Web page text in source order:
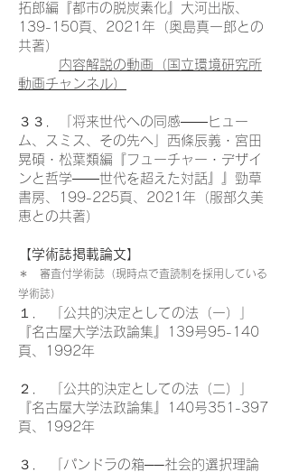
拓郎編『都市の脱炭素化』大河出版、
139-150頁、2021年（奥島真一郎との
共著）
内容解説の動画（国立環境研究所
動画チャンネル）
３３．「将来世代への同感――ヒュー
ム、スミス、その先へ」西條辰義・宮田
晃碩・松葉類編『フューチャー・デザイ
ンと哲学――世代を超えた対話』』勁草
書房、199-225頁、2021年（服部久美
恵との共著）
【学術誌掲載論文】
＊ 審査付学術誌（現時点で査読制を採用している
学術誌）
１． 「公共的決定としての法（一）」
『名古屋大学法政論集』139号95-140
頁、1992年
２． 「公共的決定としての法（二）」
『名古屋大学法政論集』140号351-397
頁、1992年
３． 「パンドラの箱──社会的選択理論